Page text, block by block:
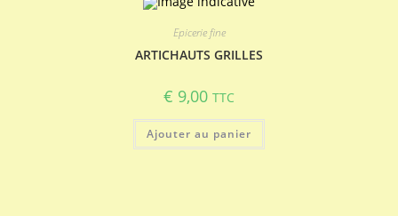
Epicerie fine
ARTICHAUTS GRILLES
€ 9,00 TTC
Ajouter au panier